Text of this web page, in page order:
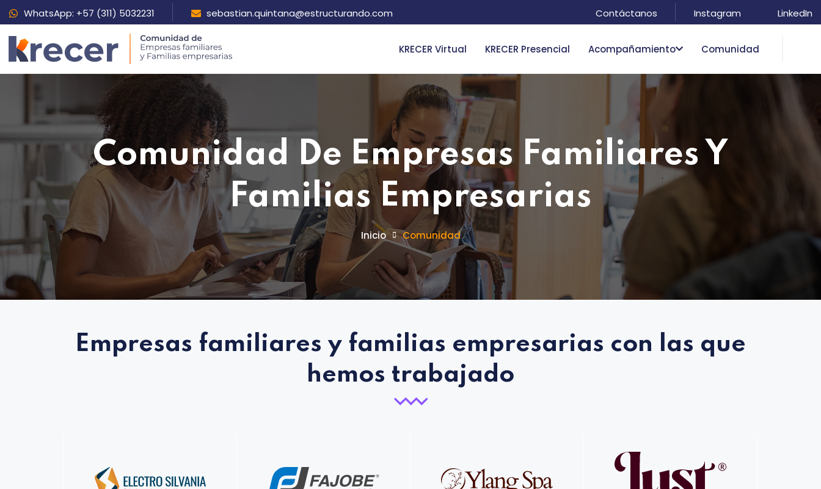
WhatsApp: +57 (311) 5032231 sebastian.quintana@estructurando.com Contáctanos Instagram LinkedIn
KRECER Virtual KRECER Presencial Acompañamiento Comunidad
Comunidad De Empresas Familiares Y
Familias Empresarias
Inicio Comunidad
Empresas familiares y familias empresarias con las que
hemos trabajado